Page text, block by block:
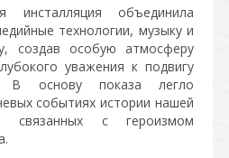
инсталляция объединила
технологии, музыку и
создав особую атмосферу
уважения к подвигу
В основу показа легло
событиях истории нашей
связанных с героизмом